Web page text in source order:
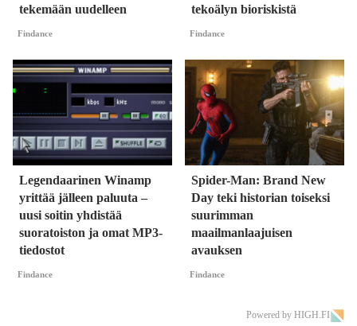
tekemään uudelleen
Findance
tekoälyn bioriskistä
Findance
Legendaarinen Winamp
yrittää jälleen paluuta –
uusi soitin yhdistää
suoratoiston ja omat MP3-
tiedostot
Findance
Spider-Man: Brand New
Day teki historian toiseksi
suurimman
maailmanlaajuisen
avauksen
Findance
Powered by HIGH.FI